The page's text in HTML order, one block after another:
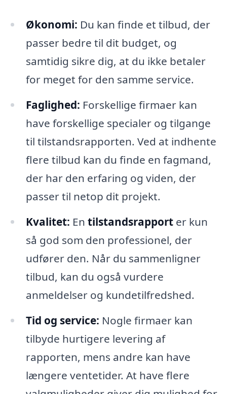
Økonomi: Du kan finde et tilbud, der
passer bedre til dit budget, og
samtidig sikre dig, at du ikke betaler
for meget for den samme service.
Faglighed: Forskellige firmaer kan
have forskellige specialer og tilgange
til tilstandsrapporten. Ved at indhente
flere tilbud kan du finde en fagmand,
der har den erfaring og viden, der
passer til netop dit projekt.
Kvalitet: En tilstandsrapporter kun
så god som den professionel, der
udfører den. Når du sammenligner
tilbud, kan du også vurdere
anmeldelser og kundetilfredshed.
Tid og service: Nogle firmaer kan
tilbyde hurtigere levering af
rapporten, mens andre kan have
længere ventetider. At have flere